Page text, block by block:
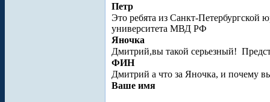
Петр
Это ребята из Санкт-Петербургской
университета МВД РФ
Яночка
Дмитрий,вы такой серьезный!
ФИН
Дмитрий а что за Яночка, и почему
Ваше имя